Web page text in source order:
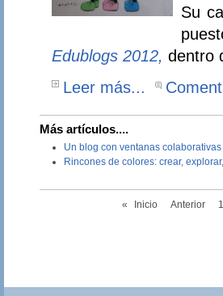
Su
Edublogs 2012, dentro
Leer más...
Más artículos....
Un blog con ventanas colaborativas
Rincones de colores: crear,
« Inicio Anterior 1